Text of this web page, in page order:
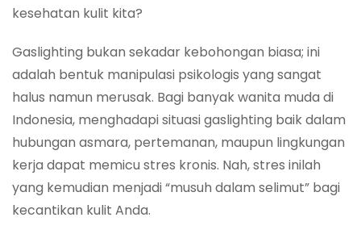
kesehatan kulit kita?
Gaslighting bukan sekadar kebohongan biasa; ini
adalah bentuk manipulasi psikologis yang sangat
halus namun merusak. Bagi banyak wanita muda di
Indonesia, menghadapi situasi gaslighting baik dalam
hubungan asmara, pertemanan, maupun lingkungan
kerja dapat memicu stres kronis. Nah, stres inilah
yang kemudian menjadi “musuh dalam selimut” bagi
kecantikan kulit Anda.